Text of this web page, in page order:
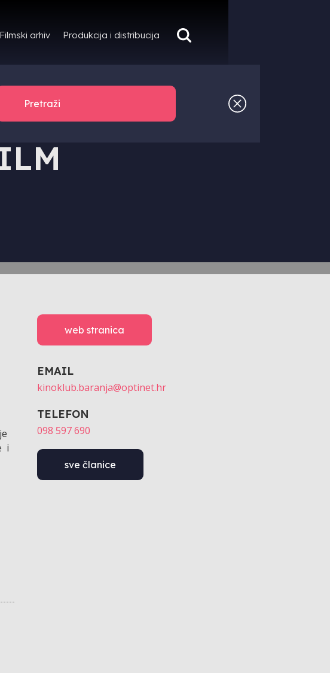
Filmski arhiv Produkcija i distribucija
i
web stranica
EMAIL
kinoklub.baranja@optinet.hr
TELEFON
098 597 690
sve članice